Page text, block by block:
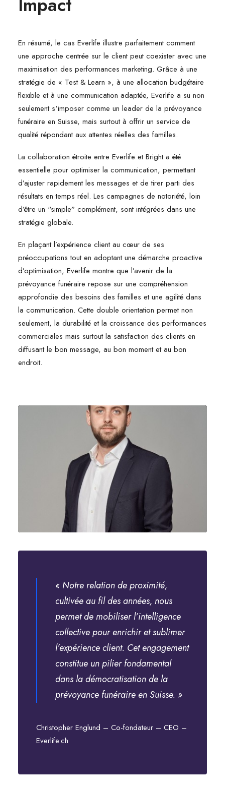
Impact
En résumé, le cas Everlife illustre parfaitement comment
une approche centrée sur le client peut coexister avec une
maximisation des performances marketing. Grâce à une
stratégie de « Test & Learn », à une allocation budgétaire
flexible et à une communication adaptée, Everlife a su non
seulement sʼimposer comme un leader de la prévoyance
funéraire en Suisse, mais surtout à offrir un service de
qualité répondant aux attentes réelles des familles.
La collaboration étroite entre Everlife et Bright a été
essentielle pour optimiser la communication, permettant
d’ajuster rapidement les messages et de tirer parti des
résultats en temps réel. Les campagnes de notoriété, loin
d’être un “simpleˮ complément, sont intégrées dans une
stratégie globale.
En plaçant l’expérience client au cœur de ses
préoccupations tout en adoptant une démarche proactive
d’optimisation, Everlife montre que l’avenir de la
prévoyance funéraire repose sur une compréhension
approfondie des besoins des familles et une agilité dans
la communication. Cette double orientation permet non
seulement, la durabilité et la croissance des performances
commerciales mais surtout la satisfaction des clients en
diffusant le bon message, au bon moment et au bon
endroit.
« Notre relation de proximité,
cultivée au fil des années, nous
permet de mobiliser l’intelligence
collective pour enrichir et sublimer
l’expérience client. Cet engagement
constitue un pilier fondamental
dans la démocratisation de la
prévoyance funéraire en Suisse. »
Christopher Englund – Co-fondateur – CEO –
Everlife.ch